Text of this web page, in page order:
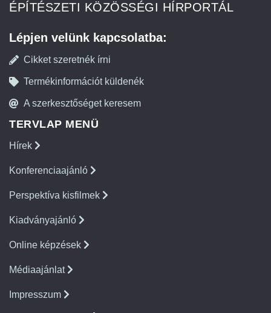
ÉPÍTÉSZETI KÖZÖSSÉGI HÍRPORTÁL
Lépjen velünk kapcsolatba:
Cikket szeretnék írni
Termékinformációt küldenék
A szerkesztőséget keresem
TERVLAP MENÜ
Hírek
Konferenciaajánló
Perspektíva kisfilmek
Kiadványajánló
Online képzések
Médiaajánlat
Impresszum